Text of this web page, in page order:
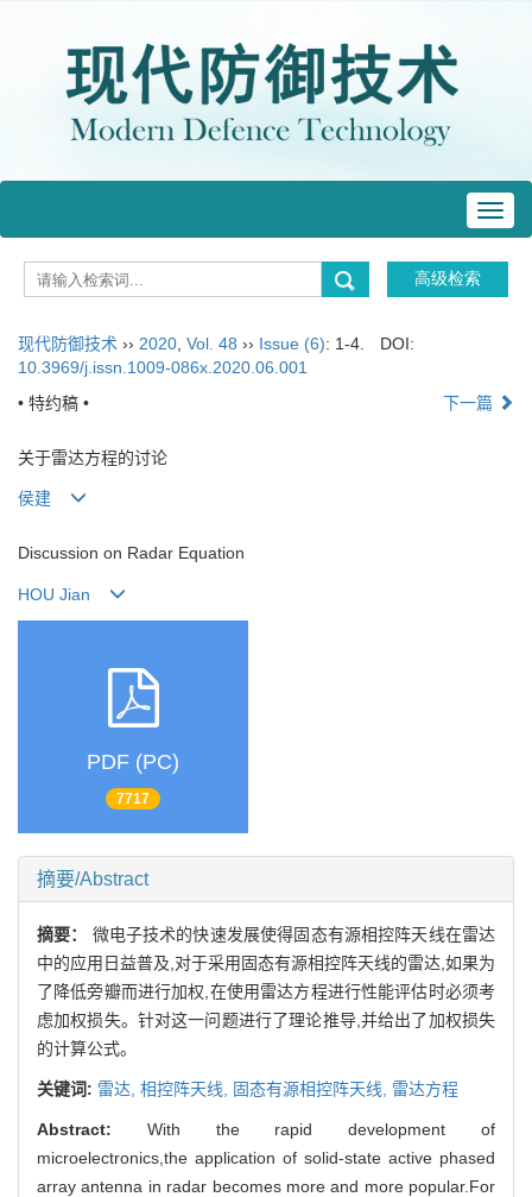
现代防御技术 ›› 2020 Vol. 48 ›› Issue (6): 1-4.
DOI:
10.3969/j.issn.1009-086x.2020.06.001
• 特约稿 •
下一篇
关于雷达方程的讨论
侯建
Discussion on Radar Equation
HOU Jian
PDF (PC)
7717
摘要/Abstract
摘要： 微电子技术的快速发展使得固态有源相控阵天线在雷达
中的应用日益普及,对于采用固态有源相控阵天线的雷达,如果为
了降低旁瓣而进行加权,在使用雷达方程进行性能评估时必须考
虑加权损失。针对这一问题进行了理论推导,并给出了加权损失
的计算公式。
关键词: 雷达, 相控阵天线, 固态有源相控阵天线, 雷达方程
Abstract: With the rapid development of
microelectronics,the application of solid-state active phased
array antenna in radar becomes more and more popular.For